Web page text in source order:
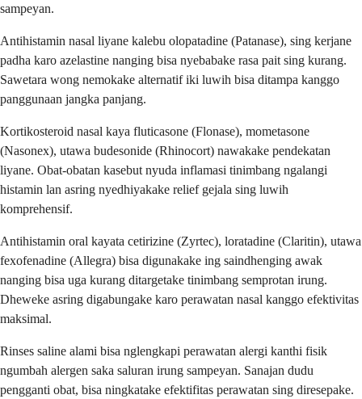
sampeyan.
Antihistamin nasal liyane kalebu olopatadine (Patanase), sing kerjane
padha karo azelastine nanging bisa nyebabake rasa pait sing kurang.
Sawetara wong nemokake alternatif iki luwih bisa ditampa kanggo
panggunaan jangka panjang.
Kortikosteroid nasal kaya fluticasone (Flonase), mometasone
(Nasonex), utawa budesonide (Rhinocort) nawakake pendekatan
liyane. Obat-obatan kasebut nyuda inflamasi tinimbang ngalangi
histamin lan asring nyedhiyakake relief gejala sing luwih
komprehensif.
Antihistamin oral kayata cetirizine (Zyrtec), loratadine (Claritin), utawa
fexofenadine (Allegra) bisa digunakake ing saindhenging awak
nanging bisa uga kurang ditargetake tinimbang semprotan irung.
Dheweke asring digabungake karo perawatan nasal kanggo efektivitas
maksimal.
Rinses saline alami bisa nglengkapi perawatan alergi kanthi fisik
ngumbah alergen saka saluran irung sampeyan. Sanajan dudu
pengganti obat, bisa ningkatake efektifitas perawatan sing diresepake.